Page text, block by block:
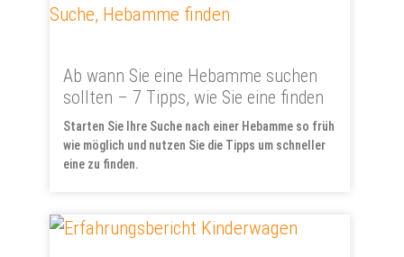
Ab wann Sie eine Hebamme suchen
sollten – 7 Tipps, wie Sie eine finden
Starten Sie Ihre Suche nach einer Hebamme so früh
wie möglich und nutzen Sie die Tipps um schneller
eine zu finden.